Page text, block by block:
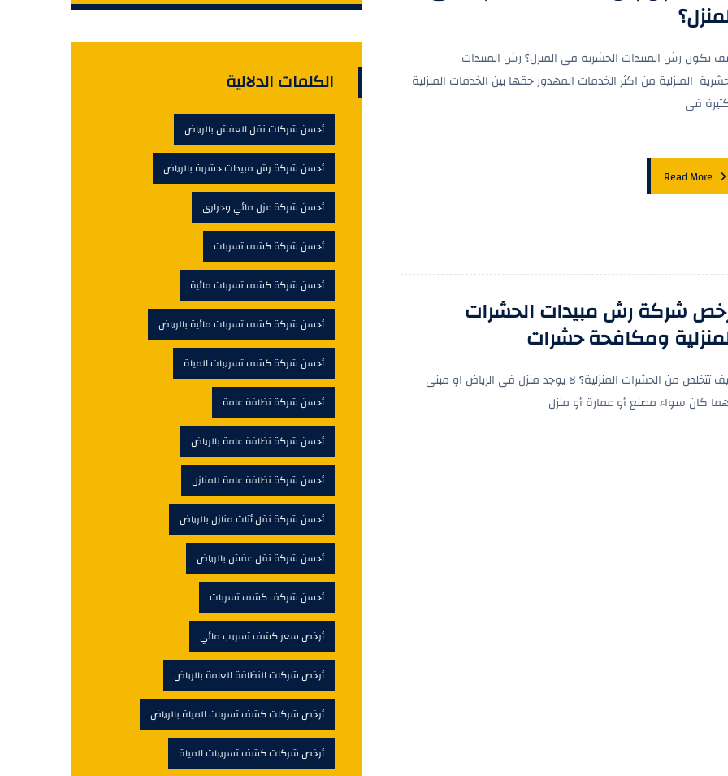
تكون رش المبيدات الحشرية فى المنزل؟ رش المبيدات
المنزلية من اكثر الخدمات المهدور حقها بين الخدمات المنزلية
فى
Read More
شركة رش مبيدات الحشرات
ومكافحة حشرات
تتخلص من الحشرات المنزلية؟ لا يوجد منزل فى الرياض او مبنى
كان سواء مصنع أو عمارة أو منزل
الكلمات الدلالية
أحسن شركات نقل العفش بالرياض
أحسن شركة رش مبيدات حشرية بالرياض
أحسن شركة عزل مائي وحرارى
أحسن شركة كشف تسربات
أحسن شركة كشف تسربات مائية
أحسن شركة كشف تسربات مائية بالرياض
أحسن شركة كشف تسريبات المياة
أحسن شركة نظافة عامة
أحسن شركة نظافة عامة بالرياض
أحسن شركة نظافة عامة للمنازل
أحسن شركة نقل أثاث منازل بالرياض
أحسن شركة نقل عفش بالرياض
أحسن شركف كشف تسربات
أرخص سعر كشف تسريب مائي
أرخص شركات النظافة العامة بالرياض
أرخص شركات كشف تسربات المياة بالرياض
أرخص شركات كشف تسريبات المياة